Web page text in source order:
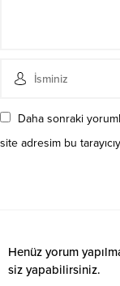
Daha sonraki
site adresim bu
Henüz yorum
siz yapabilirsiniz.